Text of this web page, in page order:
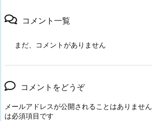
コメント一覧
まだ、コメントがありません
コメントをどうぞ
メールアドレスが公開されることはありません
は必須項目です